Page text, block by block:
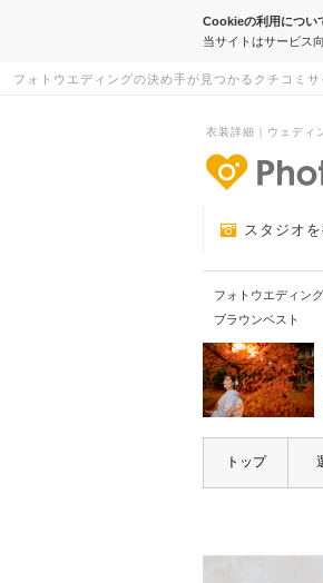
Cookieの利用につい
当サイトはサービス
フォトウエディングの決め手が見つかるクチコミサ
衣装詳細｜ウェデ
スタジオ
フォトウエディン
ブラウンベスト
トップ